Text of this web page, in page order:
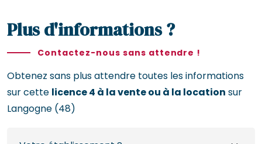
Plus d'informations ?
Contactez-nous sans attendre !
Obtenez sans plus attendre toutes les informations
sur cette licence 4 à la vente ou à la location sur
Langogne (48)